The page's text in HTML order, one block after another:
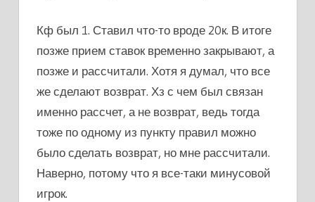
Кф был 1. Ставил что-то вроде 20к. В итоге
позже прием ставок временно закрывают, а
позже и рассчитали. Хотя я думал, что все
же сделают возврат. Хз с чем был связан
именно рассчет, а не возврат, ведь тогда
тоже по одному из пункту правил можно
было сделать возврат, но мне рассчитали.
Наверно, потому что я все-таки минусовой
игрок.